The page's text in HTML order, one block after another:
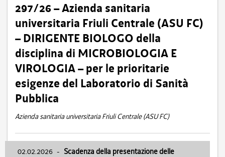
297/26 – Azienda sanitaria
universitaria Friuli Centrale (ASU FC)
– DIRIGENTE BIOLOGO della
disciplina di MICROBIOLOGIA E
VIROLOGIA – per le prioritarie
esigenze del Laboratorio di Sanità
Pubblica
Azienda sanitaria universitaria Friuli Centrale (ASU FC)
02.02.2026 - Scadenza della presentazione delle